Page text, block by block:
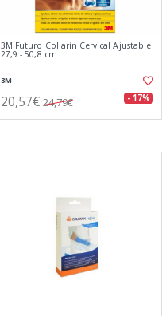
3M Futuro Collarín Cervical Ajustable
27,9 - 50,8 cm
3M
20,57€ 24,79€ - 17%